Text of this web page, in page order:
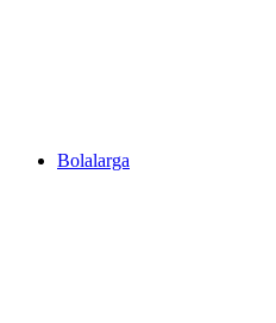
Bolalarga